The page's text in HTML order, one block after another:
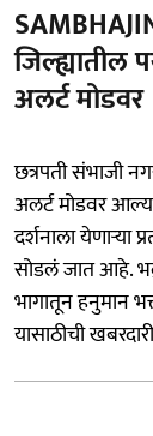
जिल्ह्यातील
अलर्ट मोडवर
छत्रपती संभाजी
अलर्ट मोडवर
दर्शनाला
सोडलं जात आहे.
भागातून हनुमान
यासाठीची